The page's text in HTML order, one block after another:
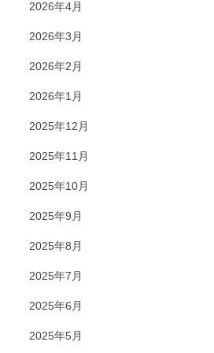
2026年4月
2026年3月
2026年2月
2026年1月
2025年12月
2025年11月
2025年10月
2025年9月
2025年8月
2025年7月
2025年6月
2025年5月